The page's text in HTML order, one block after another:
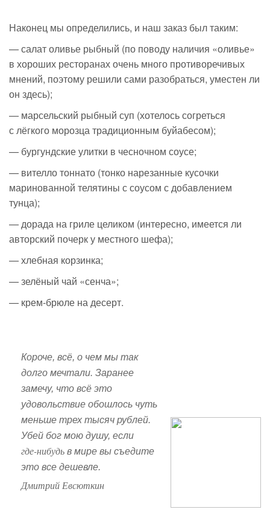
Наконец мы определились, и наш заказ был таким:
— салат оливье рыбный (по поводу наличия «оливье»
в хороших ресторанах очень много противоречивых
мнений, поэтому решили сами разобраться, уместен ли
он здесь);
— марсельский рыбный суп (хотелось согреться
с лёгкого морозца традиционным буйабесом);
— бургундские улитки в чесночном соусе;
— вителло тоннато (тонко нарезанные кусочки
маринованной телятины с соусом с добавлением
тунца);
— дорада на гриле целиком (интересно, имеется ли
авторский почерк у местного шефа);
— хлебная корзинка;
— зелёный чай «сенча»;
— крем-брюле на десерт.
Короче, всё, о чем мы так
долго мечтали. Заранее
замечу, что всё это
удовольствие обошлось чуть
меньше трех тысяч рублей.
Убей бог мою душу, если
где-нибудь в мире вы съедите
это все дешевле.
Дмитрий Евсюткин